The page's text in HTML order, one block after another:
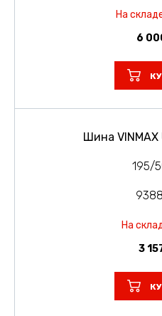
На
6
Шина VINMAX
195/
На
3